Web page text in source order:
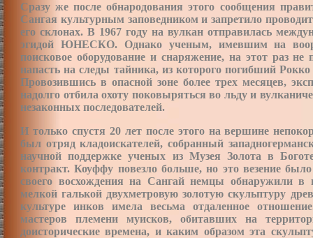
Сразу же после обнародования этого сообщения
Сангая культурным заповедником и запретило
его склонах. В 1967 году на вулкан отправилась
эгидой ЮНЕСКО. Однако ученым, имевшим на
поисковое оборудование и снаряжение, на этот раз
напасть на следы тайника, из которого погибший
Провозившись в опасной зоне более трех месяцев,
надолго отбила охоту поковыряться во льду и
незаконных последователей.
И только спустя 20 лет после этого на вершине
был отряд кладоискателей, собранный
научной поддержке ученых из Музея Золота в
контракт. Коуффу повезло больше, но это везение
своего восхождения на Сангай немцы обнаружили в
мелкой галькой двухметровую золотую скульптуру
культуре инков имела весьма отдаленное
мастеров племени муисков, обитавших на
доисторические времена, и каким образом эта